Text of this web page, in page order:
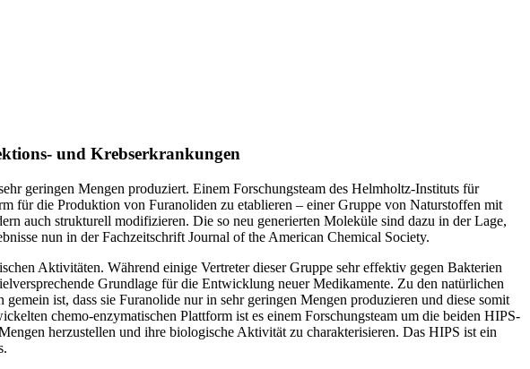
und Krebserkrankungen
geringen Mengen produziert. Einem Forschungsteam des Helmholtz-Instituts für
für die Produktion von Furanoliden zu etablieren – einer Gruppe von Naturstoffen mit
auch strukturell modifizieren. Die so neu generierten Moleküle sind dazu in der Lage,
nun in der Fachzeitschrift Journal of the American Chemical Society.
Aktivitäten. Während einige Vertreter dieser Gruppe sehr effektiv gegen Bakterien
Grundlage für die Entwicklung neuer Medikamente. Zu den natürlichen
ist, dass sie Furanolide nur in sehr geringen Mengen produzieren und diese somit
chemo-enzymatischen Plattform ist es einem Forschungsteam um die beiden HIPS-
herzustellen und ihre biologische Aktivität zu charakterisieren. Das HIPS ist ein